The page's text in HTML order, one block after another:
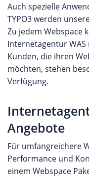
Auch spezielle
TYPO3 werden
Zu jedem Webspace
Internetagentur
Kunden, die ihren
möchten, stehen
Verfügung.
Angebote
Für umfangreichere
Performance und
einem Webspace